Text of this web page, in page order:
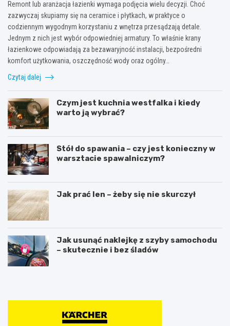
Remont lub aranżacja łazienki wymaga podjęcia wielu decyzji. Choć
zazwyczaj skupiamy się na ceramice i płytkach, w praktyce o
codziennym wygodnym korzystaniu z wnętrza przesądzają detale.
Jednym z nich jest wybór odpowiedniej armatury. To właśnie krany
łazienkowe odpowiadają za bezawaryjność instalacji, bezpośredni
komfort użytkowania, oszczędność wody oraz ogólny…
Czytaj dalej
Czym jest kuchnia westfalka i kiedy
warto ją wybrać?
Stół do spawania – czy jest konieczny w
warsztacie spawalniczym?
Jak prać len – żeby się nie skurczył
Jak usunąć naklejkę z szyby samochodu
– skutecznie i bez śladów